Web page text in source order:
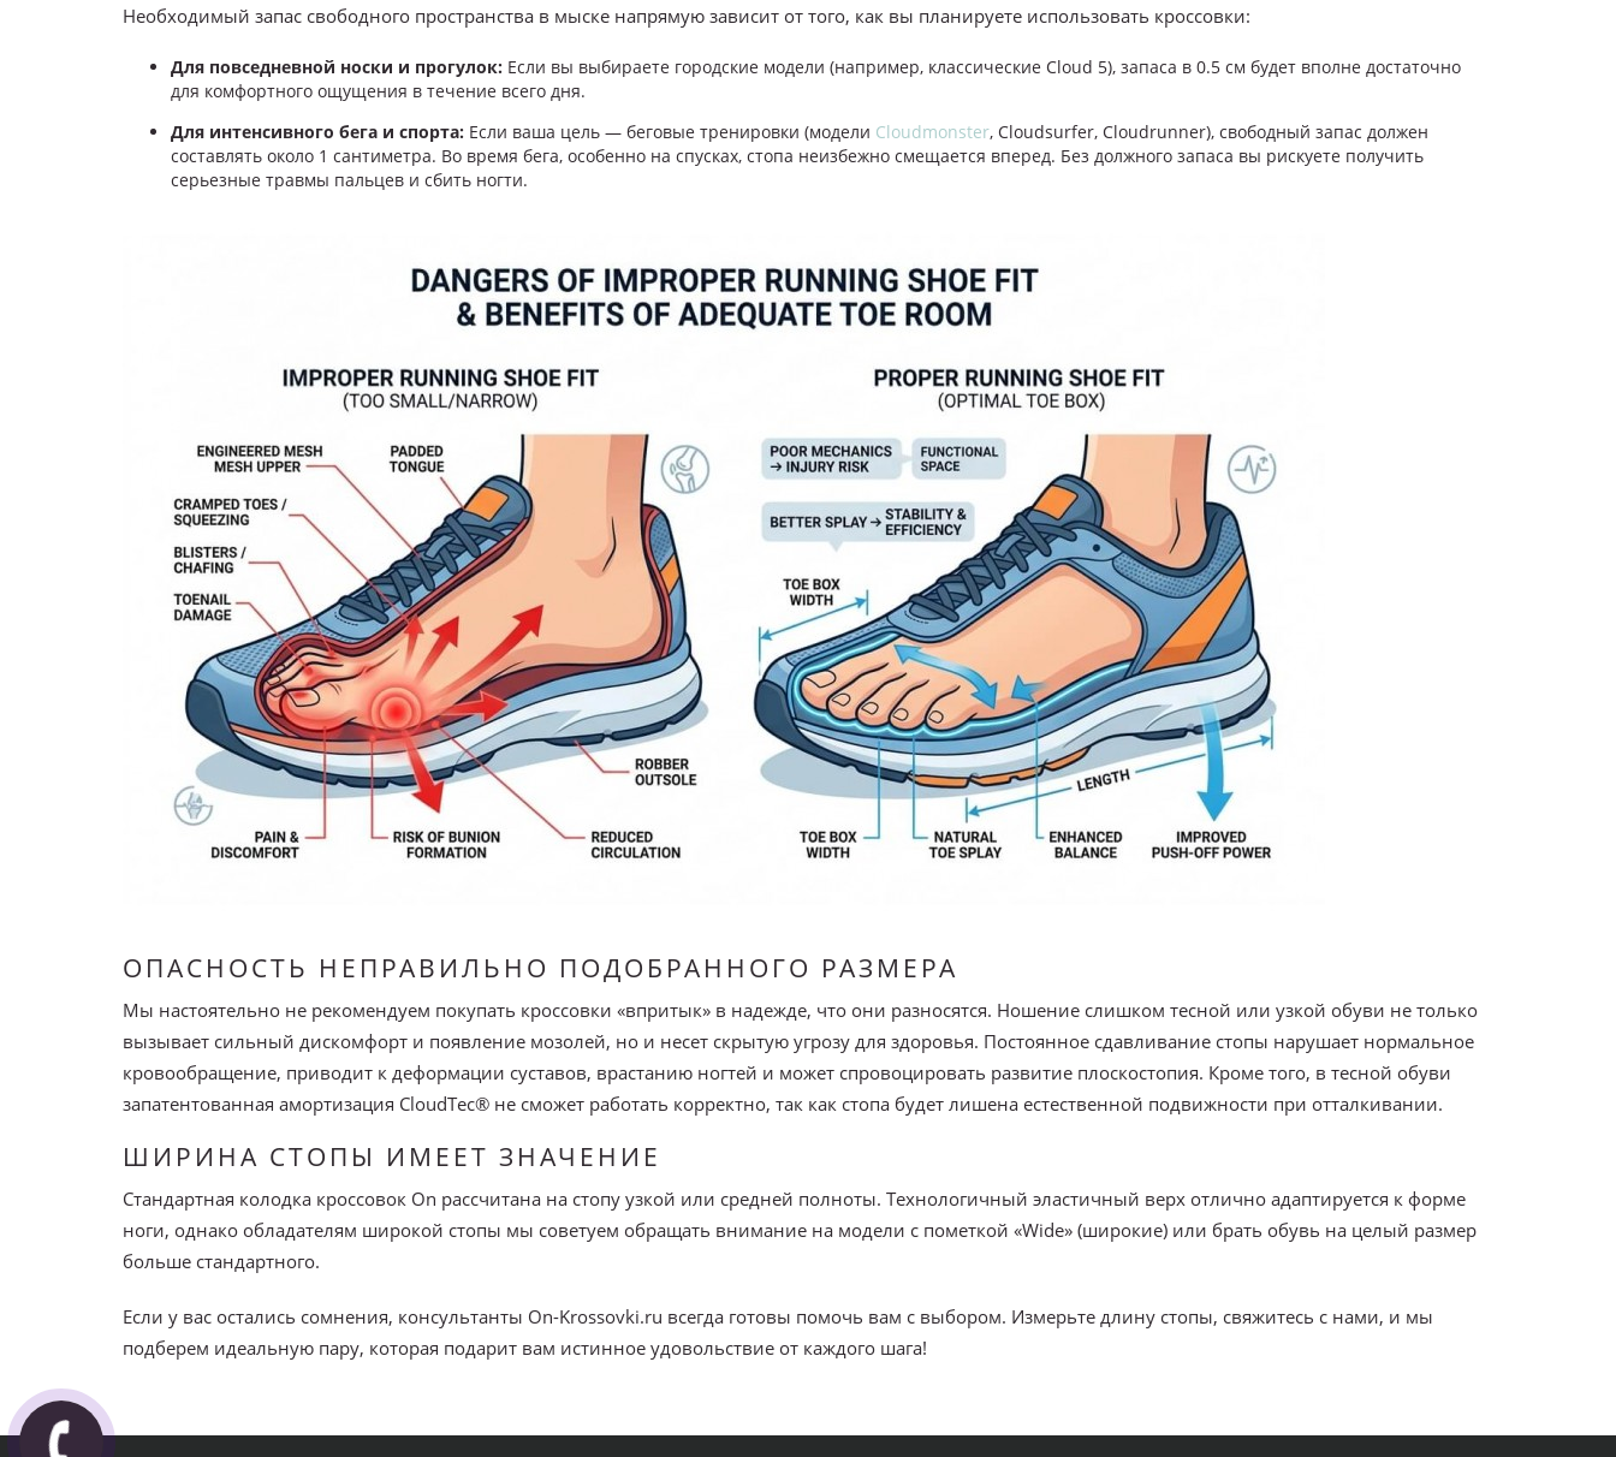
Необходимый запас свободного пространства в мыске напрямую зависит от того, как вы планируете использовать кроссовки:
Для повседневной носки и прогулок: Если вы выбираете городские модели (например, классические Cloud 5), запаса в 0.5 см будет вполне достаточно
для комфортного ощущения в течение всего дня.
Для интенсивного бега и спорта: Если ваша цель — беговые тренировки (модели Cloudmonster, Cloudsurfer, Cloudrunner), свободный запас должен
составлять около 1 сантиметра. Во время бега, особенно на спусках, стопа неизбежно смещается вперед. Без должного запаса вы рискуете получить
серьезные травмы пальцев и сбить ногти.
ОПАСНОСТЬ НЕПРАВИЛЬНО ПОДОБРАННОГО РАЗМЕРА
Мы настоятельно не рекомендуем покупать кроссовки «впритык» в надежде, что они разносятся. Ношение слишком тесной или узкой обуви не только
вызывает сильный дискомфорт и появление мозолей, но и несет скрытую угрозу для здоровья. Постоянное сдавливание стопы нарушает нормальное
кровообращение, приводит к деформации суставов, врастанию ногтей и может спровоцировать развитие плоскостопия. Кроме того, в тесной обуви
запатентованная амортизация CloudTec® не сможет работать корректно, так как стопа будет лишена естественной подвижности при отталкивании.
ШИРИНА СТОПЫ ИМЕЕТ ЗНАЧЕНИЕ
Стандартная колодка кроссовок On рассчитана на стопу узкой или средней полноты. Технологичный эластичный верх отлично адаптируется к форме
ноги, однако обладателям широкой стопы мы советуем обращать внимание на модели с пометкой «Wide» (широкие) или брать обувь на целый размер
больше стандартного.
Если у вас остались сомнения, консультанты On-Krossovki.ru всегда готовы помочь вам с выбором. Измерьте длину стопы, свяжитесь с нами, и мы
подберем идеальную пару, которая подарит вам истинное удовольствие от каждого шага!